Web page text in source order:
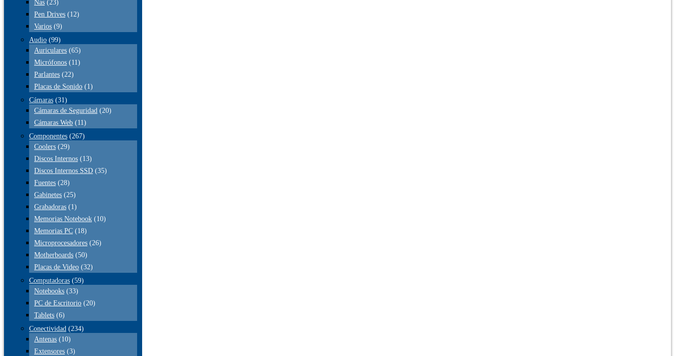
Nas (23)
Pen Drives (12)
Varios (9)
Audio (99)
Auriculares (65)
Micrófonos (11)
Parlantes (22)
Placas de Sonido (1)
Cámaras (31)
Cámaras de Seguridad (20)
Cámaras Web (11)
Componentes (267)
Coolers (29)
Discos Internos (13)
Discos Internos SSD (35)
Fuentes (28)
Gabinetes (25)
Grabadoras (1)
Memorias Notebook (10)
Memorias PC (18)
Microprocesadores (26)
Motherboards (50)
Placas de Video (32)
Computadoras (59)
Notebooks (33)
PC de Escritorio (20)
Tablets (6)
Conectividad (234)
Antenas (10)
Extensores (3)